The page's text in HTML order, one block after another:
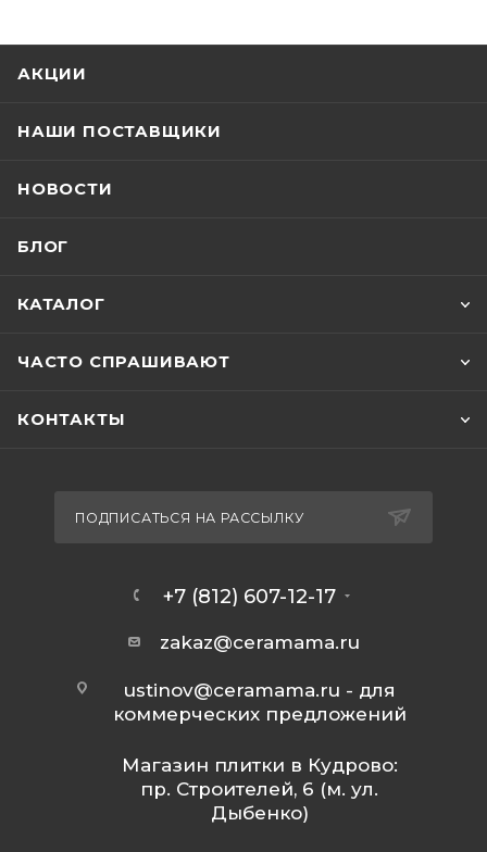
АКЦИИ
НАШИ ПОСТАВЩИКИ
НОВОСТИ
БЛОГ
КАТАЛОГ
ЧАСТО СПРАШИВАЮТ
КОНТАКТЫ
ПОДПИСАТЬСЯ НА РАССЫЛКУ
+7 (812) 607-12-17
zakaz@ceramama.ru
ustinov@ceramama.ru - для
коммерческих предложений
Магазин плитки в Кудрово:
пр. Строителей, 6 (м. ул.
Дыбенко)